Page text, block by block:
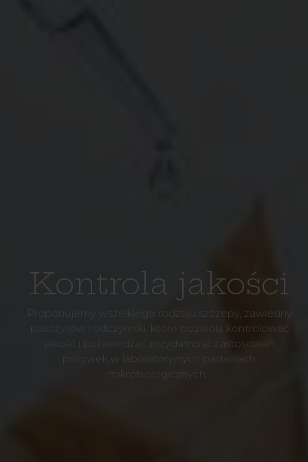
Kontrola jakości
Proponujemy wszelkiego rodzaju szczepy, zawiesiny
pasożytów i odczynniki, które pozwolą kontrolować
jakość i potwierdzać przydatność zastosowań
pożywek w laboratoryjnych badaniach
mikrobiologicznych.